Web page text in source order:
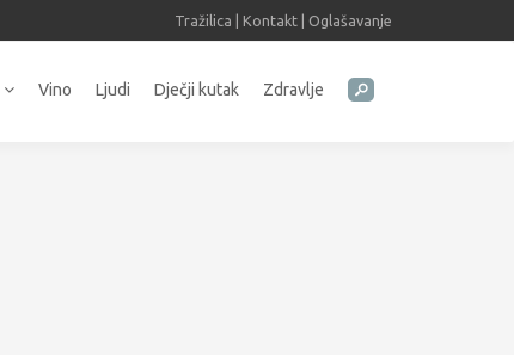
Tražilica Kontakt Oglašavanje
Vino Ljudi Dječji kutak Zdravlje